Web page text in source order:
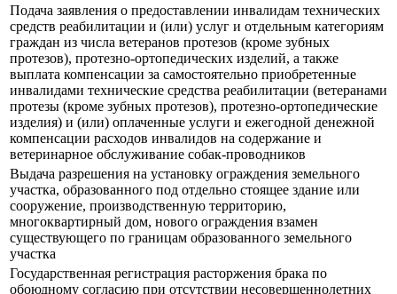
Подача заявления о предоставлении инвалидам технических
средств реабилитации и (или) услуг и отдельным категориям
граждан из числа ветеранов протезов (кроме зубных
протезов), протезно-ортопедических изделий, а также
выплата компенсации за самостоятельно приобретенные
инвалидами технические средства реабилитации (ветеранами
протезы (кроме зубных протезов), протезно-ортопедические
изделия) и (или) оплаченные услуги и ежегодной денежной
компенсации расходов инвалидов на содержание и
ветеринарное обслуживание собак-проводников
Выдача разрешения на установку ограждения земельного
участка, образованного под отдельно стоящее здание или
сооружение, производственную территорию,
многоквартирный дом, нового ограждения взамен
существующего по границам образованного земельного
участка
Государственная регистрация расторжения брака по
обоюдному согласию при отсутствии несовершеннолетних